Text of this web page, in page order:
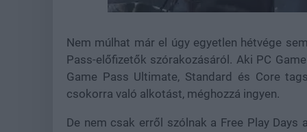
Unmute
39.14%
Nem múlhat már el úgy egyetlen hétvége
Pass-előfizetők szórakozásáról. Aki PC
Game Pass Ultimate, Standard és Core
csokorra való alkotást, méghozzá ingyen.
De nem csak erről szólnak a Free Play